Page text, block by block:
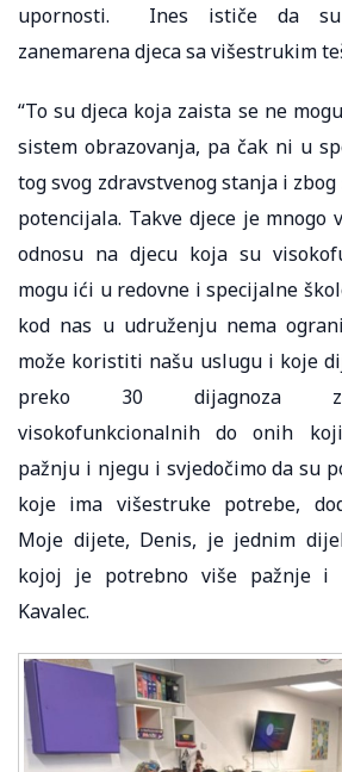
upornosti. Ines ističe da su
zanemarena djeca sa višestrukim
“To su djeca koja zaista se ne
sistem obrazovanja, pa čak ni u
tog svog zdravstvenog stanja i
potencijala. Takve djece je mnogo
odnosu na djecu koja su
mogu ići u redovne i specijalne
kod nas u udruženju nema
može koristiti našu uslugu i koje
preko 30 dijagnoza
visokofunkcionalnih do onih
pažnju i njegu i svjedočimo da su
koje ima višestruke potrebe,
Moje dijete, Denis, je jednim
kojoj je potrebno više pažnje i
Kavalec.